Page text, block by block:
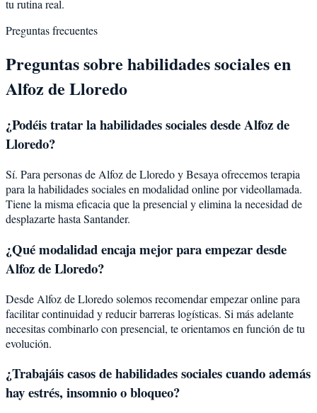
tu rutina real.
Preguntas frecuentes
Preguntas sobre habilidades socialesen
Alfoz de Lloredo
¿Podéis tratar lahabilidades socialesdesdeAlfoz de
Lloredo?
Sí. Para personas de Alfoz de Lloredo y Besaya ofrecemos terapia
para la habilidades sociales en modalidad online por videollamada.
Tiene la misma eficacia que la presencial y elimina la necesidad de
desplazarte hasta Santander.
¿Qué modalidad encaja mejor para empezar desde
Alfoz de Lloredo?
Desde Alfoz de Lloredo solemos recomendar empezar online para
facilitar continuidad y reducir barreras logísticas. Si más adelante
necesitas combinarlo con presencial, te orientamos en función de tu
evolución.
¿Trabajáis casos de habilidades sociales cuando además
hay estrés, insomnio o bloqueo?